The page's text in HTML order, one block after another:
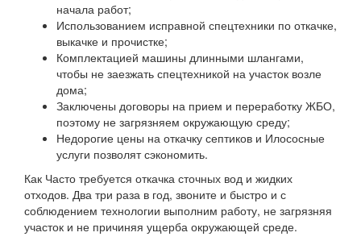
начала работ;
Использованием исправной спецтехники по откачке,
выкачке и прочистке;
Комплектацией машины длинными шлангами,
чтобы не заезжать спецтехникой на участок возле
дома;
Заключены договоры на прием и переработку ЖБО,
поэтому не загрязняем окружающую среду;
Недорогие цены на откачку септиков и Илососные
услуги позволят сэкономить.
Как Часто требуется откачка сточных вод и жидких
отходов. Два три раза в год, звоните и быстро и с
соблюдением технологии выполним работу, не загрязняя
участок и не причиняя ущерба окружающей среде.